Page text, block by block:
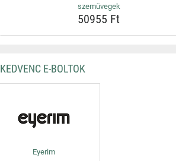
szemüvegek
50955 Ft
KEDVENC E-BOLTOK
Eyerim